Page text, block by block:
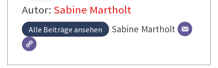
Autor: Sabine Martholt
Alle Beiträge ansehen Sabine Martholt